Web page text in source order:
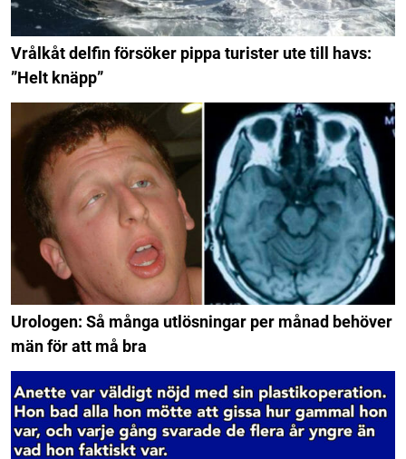
Vrålkåt delfin försöker pippa turister ute till havs:
”Helt knäpp”
Urologen: Så många utlösningar per månad behöver
män för att må bra